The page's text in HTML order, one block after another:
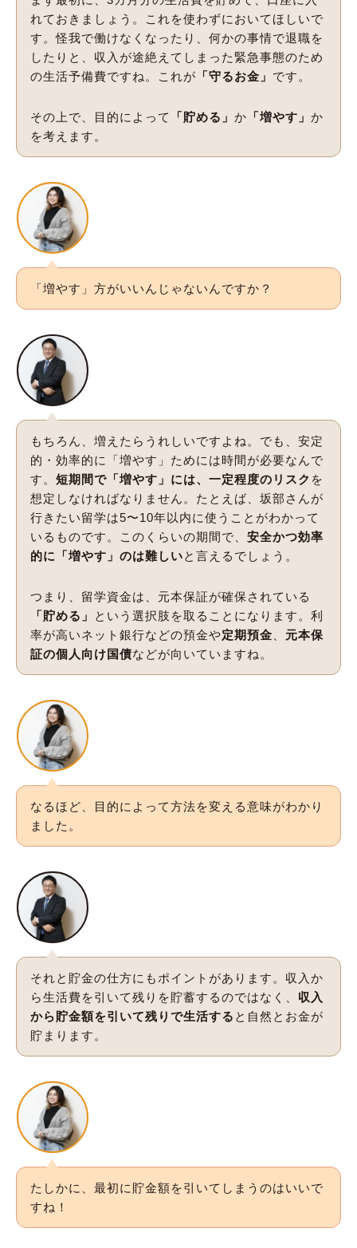
れておきましょう。これを使わずにおいてほしいで
す。怪我で働けなくなったり、何かの事情で退職を
したりと、収入が途絶えてしまった緊急事態のため
の生活予備費ですね。これが 「守るお金」 です。
その上で、目的によって 「貯める」 か 「増やす」 か
を考えます。
「増やす」方がいいんじゃないんですか？
もちろん、増えたらうれしいですよね。でも、安定
的・効率的に「増やす」ためには時間が必要なんで
す。 短期間で「増やす」には、一定程度のリスク を
想定しなければなりません。たとえば、坂部さんが
行きたい留学は5〜10年以内に使うことがわかって
いるものです。このくらいの期間で、 安全かつ効率
的に「増やす」のは難しいと言えるでしょう。
つまり、留学資金は、元本保証が確保されている
「貯める」
という選択肢を取ることになります。利
率が高いネット銀行などの預金や定期預金
元本保
証の個人向け国債などが向いていますね。
なるほど、目的によって方法を変える意味がわかり
ました。
それと貯金の仕方にもポイントがあります。収入か
ら生活費を引いて残りを貯蓄するのではなく、 収入
から貯金額を引いて残りで生活する と自然とお金が
貯まります。
たしかに、最初に貯金額を引いてしまうのはいいで
すね！